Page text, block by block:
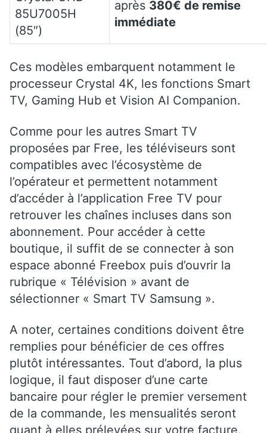
85U7005H
(85″)
après 380€ de remise
immédiate
Ces modèles embarquent notamment le
processeur Crystal 4K, les fonctions Smart
TV, Gaming Hub et Vision AI Companion.
Comme pour les autres Smart TV
proposées par Free, les téléviseurs sont
compatibles avec l’écosystème de
l’opérateur et permettent notamment
d’accéder à l’application Free TV pour
retrouver les chaînes incluses dans son
abonnement. Pour accéder à cette
boutique, il suffit de se connecter à son
espace abonné Freebox puis d’ouvrir la
rubrique « Télévision » avant de
sélectionner « Smart TV Samsung ».
A noter, certaines conditions doivent être
remplies pour bénéficier de ces offres
plutôt intéressantes. Tout d’abord, la plus
logique, il faut disposer d’une carte
bancaire pour régler le premier versement
de la commande, les mensualités seront
quant à elles prélevées sur votre facture.